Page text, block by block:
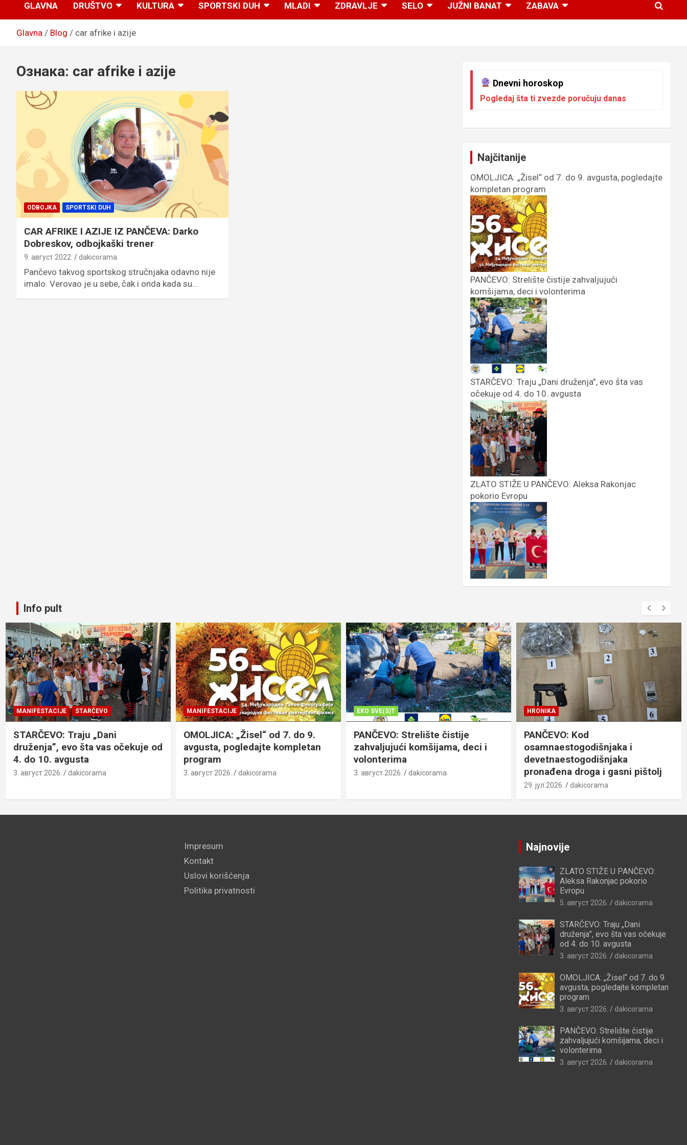
GLAVNA DRUŠTVO KULTURA SPORTSKI DUH MLADI ZDRAVLJE SELO JUŽNI BANAT ZABAVA
Glavna Blog car afrike i azije
Ознака: car afrike i azije
ODBOJKA SPORTSKI DUH
CAR AFRIKE I AZIJE IZ PANČEVA: Darko
Dobreskov, odbojkaški trener
9. август 2022. dakicorama
Pančevo takvog sportskog stručnjaka odavno nije
imalo. Verovao je u sebe, čak i onda kada su…
Dnevni horoskop
Pogledaj šta ti zvezde poručuju danas
Najčitanije
OMOLJICA: „Žisel“ od 7. do 9. avgusta, pogledajte
kompletan program
PANČEVO: Strelište čistije zahvaljujući
komšijama, deci i volonterima
STARČEVO: Traju „Dani druženja”, evo šta vas
očekuje od 4. do 10. avgusta
ZLATO STIŽE U PANČEVO: Aleksa Rakonjac
pokorio Evropu
Info pult
MANIFESTACIJE STARČEVO
STARČEVO: Traju „Dani
druženja”, evo šta vas očekuje od
4. do 10. avgusta
3. август 2026. dakicorama
MANIFESTACIJE
OMOLJICA: „Žisel“ od 7. do 9.
avgusta, pogledajte kompletan
program
3. август 2026. dakicorama
EKO SVE(S)T
PANČEVO: Strelište čistije
zahvaljujući komšijama, deci i
volonterima
3. август 2026. dakicorama
HRONIKA
PANČEVO: Kod
osamnaestogodišnjaka i
devetnaestogodišnjaka
pronađena droga i gasni pištolj
29. јул 2026. dakicorama
Impresum
Kontakt
Uslovi korišćenja
Politika privatnosti
Najnovije
ZLATO STIŽE U PANČEVO:
Aleksa Rakonjac pokorio
Evropu
5. август 2026. dakicorama
STARČEVO: Traju „Dani
druženja”, evo šta vas očekuje
od 4. do 10. avgusta
3. август 2026. dakicorama
OMOLJICA: „Žisel“ od 7. do 9.
avgusta, pogledajte kompletan
program
3. август 2026. dakicorama
PANČEVO: Strelište čistije
zahvaljujući komšijama, deci i
volonterima
3. август 2026. dakicorama